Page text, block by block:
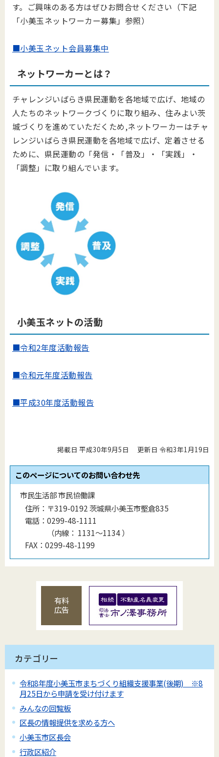
す。ご興味のある方はぜひお問合せください（下記
「小美玉ネットワーカー募集」参照）
■小美玉ネット会員募集中
ネットワーカーとは？
チャレンジいばらき県民運動を各地域で広げ、地域の
人たちのネットワークづくりに取り組み、住みよい茨
城づくりを進めていただくため,ネットワーカーはチャ
レンジいばらき県民運動を各地域で広げ、定着させる
ために、県民運動の「発信・「普及」・「実践」・
「調整」に取り組んでいます。
小美玉ネットの活動
■令和2年度活動報告
■令和元年度活動報告
■平成30年度活動報告
掲載日 平成30年9月5日 更新日 令和3年1月19日
このページについてのお問い合わせ先
市民生活部 市民協働課
住所： 〒319-0192 茨城県小美玉市堅倉835
電話： 0299-48-1111
（内線 ： 1131〜1134）
FAX： 0299-48-1199
有料
広告
カテゴリー
令和8年度小美玉市まちづくり組織支援事業(後期) ※8
月25日から申請を受け付けます
みんなの回覧板
区長の情報提供を求める方へ
小美玉市区長会
行政区紹介